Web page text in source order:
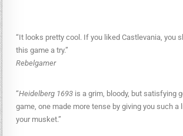
“It looks pretty cool. If you liked Castlevania, you
this game a try.”
Rebelgamer
“Heidelberg 1693 is a grim, bloody, but satisfying
game, one made more tense by giving you such
your musket.”